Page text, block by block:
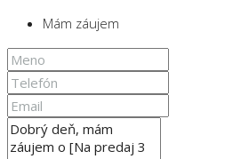
Mám záujem